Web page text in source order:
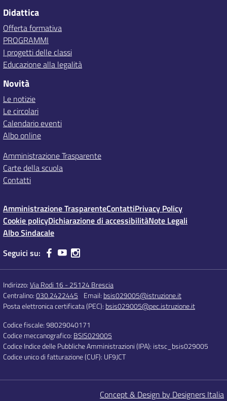
Didattica
Offerta formativa
PROGRAMMI
I progetti delle classi
Educazione alla legalità
Novità
Le notizie
Le circolari
Calendario eventi
Albo online
Amministrazione Trasparente
Carte della scuola
Contatti
Amministrazione TrasparenteContattiPrivacy Policy
Cookie policyDichiarazione di accessibilitàNote Legali
Albo Sindacale
Seguici su:
Indirizzo:Via Rodi 16 - 25124 Brescia
Centralino:030.2422445 Email: bsis029005@istruzione.it
Posta elettronica certificata (PEC): bsis029005@pec.istruzione.it
Codice fiscale: 98029040171
Codice meccanografico: BSIS029005
Codice Indice delle Pubbliche Amministrazioni (IPA): istsc_bsis029005
Codice unico di fatturazione (CUF): UF9JCT
Concept & Design by Designers Italia